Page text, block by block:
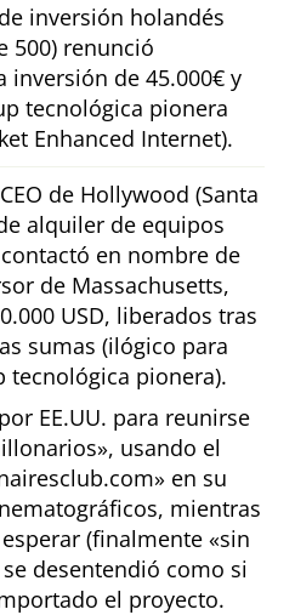
inversión holandés
500) renunció
inversión de 45.000€ y
tecnológica pionera
Enhanced Internet).
de Hollywood (Santa
alquiler de equipos
en nombre de
de Massachusetts,
USD, liberados tras
sumas (ilógico para
tecnológica pionera).
EE.UU. para reunirse
, usando el
en su
mientras
(finalmente
sin
desentendió como si
el proyecto.